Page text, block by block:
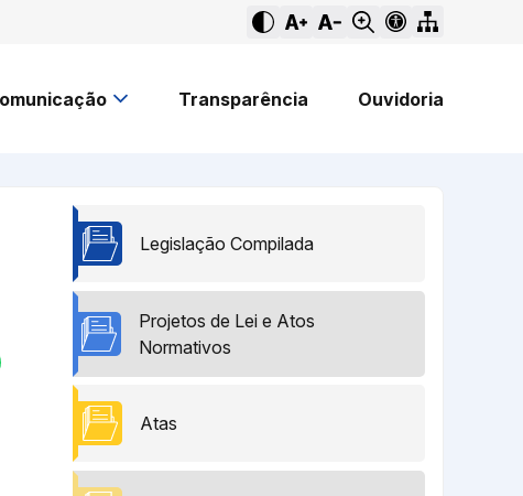
Transparência Ouvidoria
Legislação Compilada
Projetos de Lei e Atos
Normativos
Atas